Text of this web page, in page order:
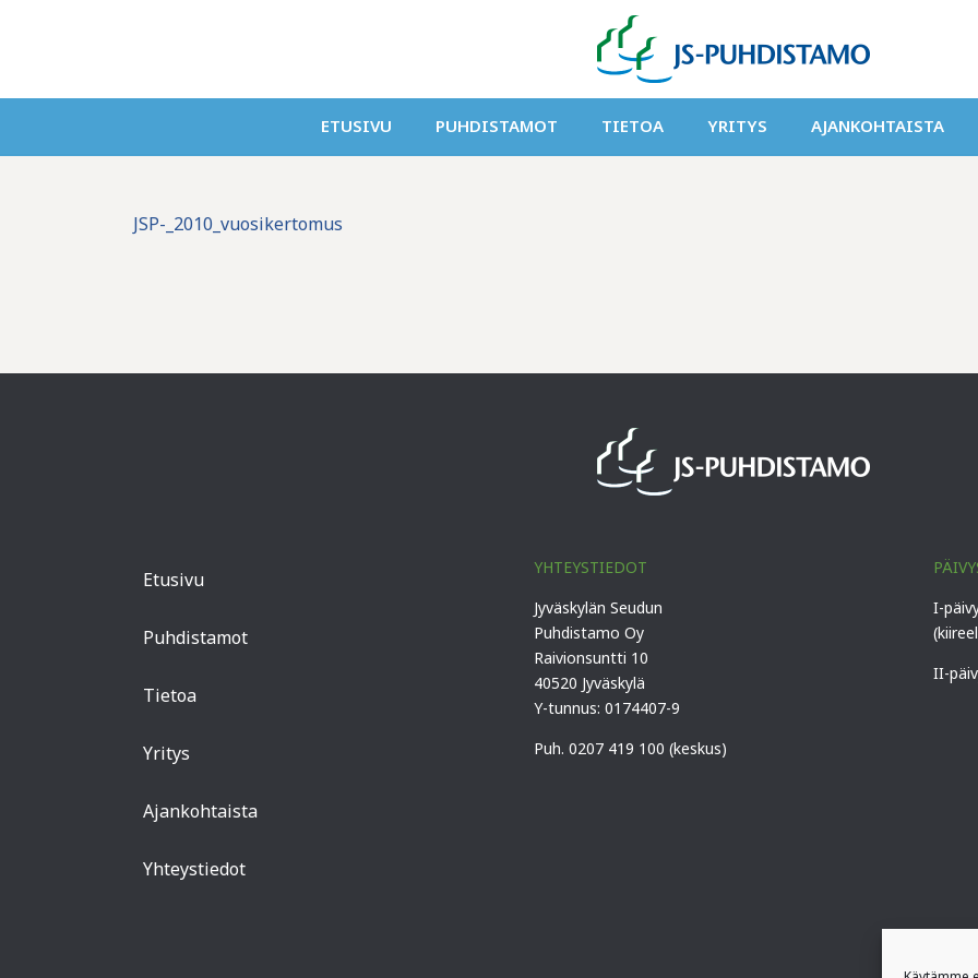
ETUSIVU PUHDISTAMOT TIETOA YRITYS AJANKOHTAISTA
JSP-_2010_vuosikertomus
Etusivu
Puhdistamot
Tietoa
Yritys
Ajankohtaista
Yhteystiedot
YHTEYSTIEDOT
Jyväskylän Seudun
Puhdistamo Oy
Raivionsuntti 10
40520 Jyväskylä
Y-tunnus: 0174407-9
Puh. 0207 419 100 (keskus)
I-
II-